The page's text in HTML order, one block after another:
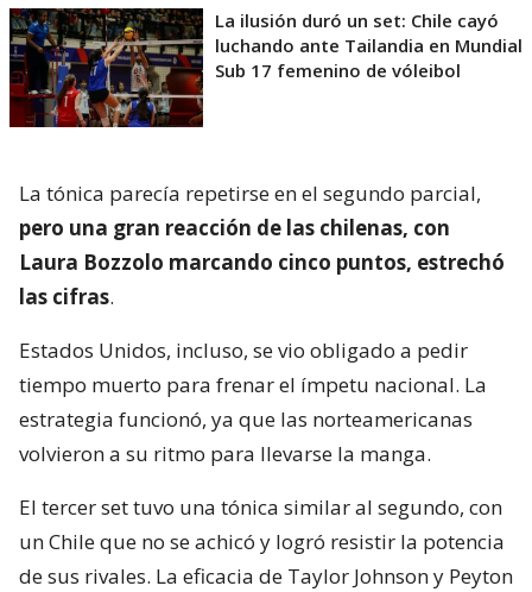
La ilusión duró un set: Chile cayó
luchando ante Tailandia en Mundial
Sub 17 femenino de vóleibol
La tónica parecía repetirse en el segundo parcial,
pero una gran reacción de las chilenas, con
Laura Bozzolo marcando cinco puntos, estrechó
las cifras.
Estados Unidos, incluso, se vio obligado a pedir
tiempo muerto para frenar el ímpetu nacional. La
estrategia funcionó, ya que las norteamericanas
volvieron a su ritmo para llevarse la manga.
El tercer set tuvo una tónica similar al segundo, con
un Chile que no se achicó y logró resistir la potencia
de sus rivales. La eficacia de Taylor Johnson y Peyton